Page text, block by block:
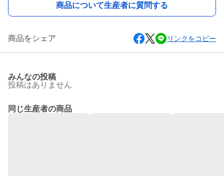
商品について生産者に質問する
商品をシェア リンクをコピー
みんなの投稿
投稿はありません
同じ生産者の商品